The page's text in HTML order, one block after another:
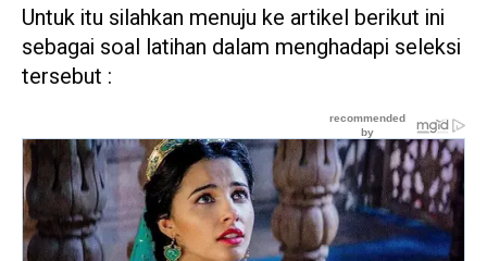
Untuk itu silahkan menuju ke artikel berikut ini
sebagai soal latihan dalam menghadapi seleksi
tersebut :